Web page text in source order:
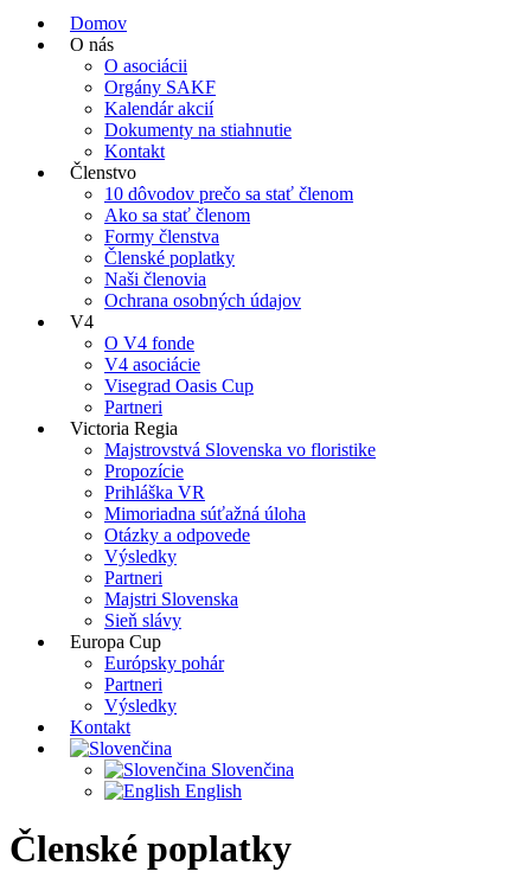
Domov
O nás
O asociácii
Orgány SAKF
Kalendár akcií
Dokumenty na stiahnutie
Kontakt
Členstvo
10 dôvodov prečo sa stať členom
Ako sa stať členom
Formy členstva
Členské poplatky
Naši členovia
Ochrana osobných údajov
V4
O V4 fonde
V4 asociácie
Visegrad Oasis Cup
Partneri
Victoria Regia
Majstrovstvá Slovenska vo floristike
Propozície
Prihláška VR
Mimoriadna súťažná úloha
Otázky a odpovede
Výsledky
Partneri
Majstri Slovenska
Sieň slávy
Europa Cup
Európsky pohár
Partneri
Výsledky
Kontakt
Slovenčina
English
Členské poplatky